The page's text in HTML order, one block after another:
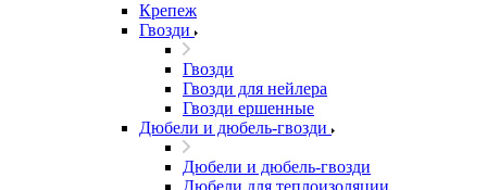
Крепеж
Гвозди
Гвозди
Гвозди для нейлера
Гвозди ершенные
Дюбели и дюбель-гвозди
Дюбели и дюбель-гвозди
Дюбели для теплоизоляции